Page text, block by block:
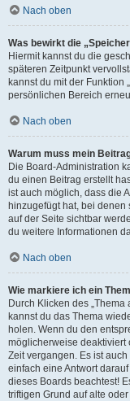
Nach oben
Was bewirkt die
Hiermit kannst du die
späteren Zeitpunkt
kannst du mit der Funktion
persönlichen Bereich
Nach oben
Warum muss mein
Die Board-Administration
du einen Beitrag erstellt
ist auch möglich, dass die
hinzugefügt hat, bei
auf der Seite sichtbar
du weitere Informationen
Nach oben
Wie markiere ich ein
Durch Klicken des
kannst du das Thema
holen. Wenn du den
möglicherweise deaktiviert
Zeit vergangen. Es ist
einfach eine Antwort
dieses Boards beachtest!
triftigen Grund auf alte